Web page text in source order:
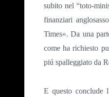
subito nel “toto-
finanziari
Times». Da una
come ha richiesto
piú spalleggiato da
E questoconclude